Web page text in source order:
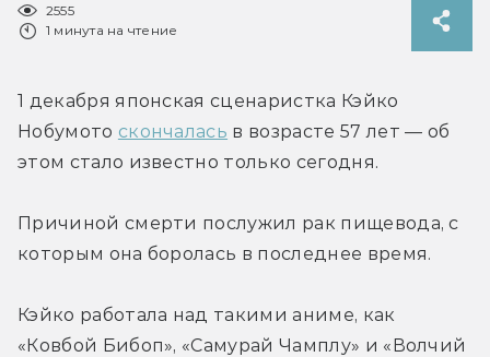
2555
1 минута на чтение
1 декабря японская сценаристка Кэйко
Нобумото скончалась в возрасте 57 лет — об
этом стало известно только сегодня.
Причиной смерти послужил рак пищевода, с
которым она боролась в последнее время.
Кэйко работала над такими аниме, как
«Ковбой Бибоп», «Самурай Чамплу» и «Волчий